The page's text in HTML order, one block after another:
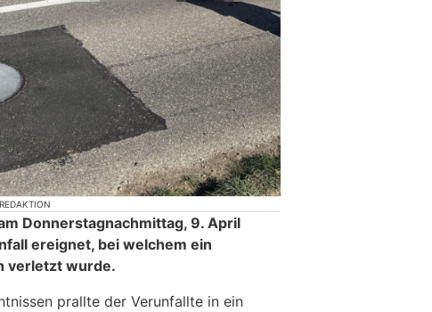
Donnerstagnachmittag, 9. April
ereignet, bei welchem ein
verletzt wurde.
prallte der Verunfallte in ein